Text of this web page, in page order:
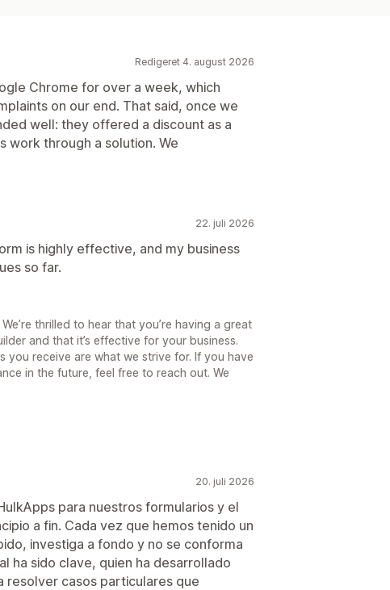
Redigeret 4. august 2026
Chrome for over a week, which
on our end. That said, once we
well: they offered a discount as a
work through a solution. We
22. juli 2026
is highly effective, and my business
so far.
thrilled to hear that you’re having a great
and that it’s effective for your business.
you receive are what we strive for. If you have
in the future, feel free to reach out. We
20. juli 2026
para nuestros formularios y el
a fin. Cada vez que hemos tenido un
investiga a fondo y no se conforma
ha sido clave, quien ha desarrollado
resolver casos particulares que